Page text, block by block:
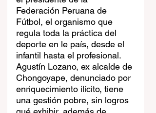
Federación Peruana de
Fútbol, el organismo que
regula toda la práctica del
deporte en le país, desde el
infantil hasta el profesional.
Agustín Lozano, ex alcalde de
Chongoyape, denunciado por
enriquecimiento ilícito, tiene
una gestión pobre, sin logros